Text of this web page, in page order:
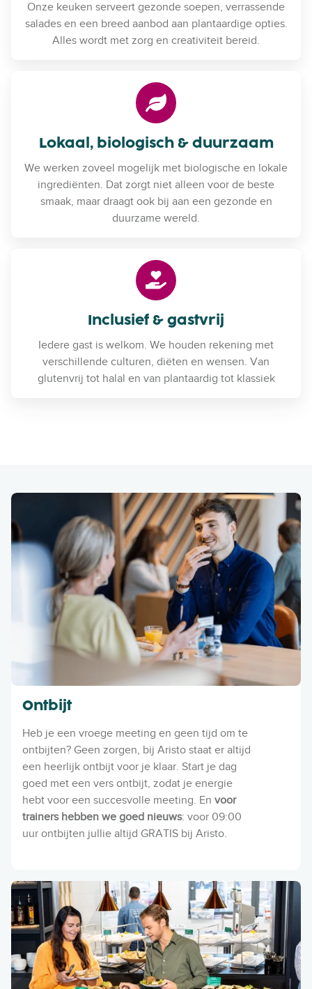
Onze keuken serveert gezonde soepen, verrassende
salades en een breed aanbod aan plantaardige opties.
Alles wordt met zorg en creativiteit bereid.
Lokaal, biologisch & duurzaam
We werken zoveel mogelijk met biologische en lokale
ingrediënten. Dat zorgt niet alleen voor de beste
smaak, maar draagt ook bij aan een gezonde en
duurzame wereld.
Inclusief & gastvrij
Iedere gast is welkom. We houden rekening met
verschillende culturen, diëten en wensen. Van
glutenvrij tot halal en van plantaardig tot klassiek
Ontbijt
Heb je een vroege meeting en geen tijd om te
ontbijten? Geen zorgen, bij Aristo staat er altijd
een heerlijk ontbijt voor je klaar. Start je dag
goed met een vers ontbijt, zodat je energie
hebt voor een succesvolle meeting. En voor
trainers hebben we goed nieuws: voor 09:00
uur ontbijten jullie altijd GRATIS bij Aristo.